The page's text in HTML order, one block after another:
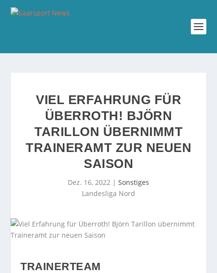
VIEL ERFAHRUNG FÜR
ÜBERROTH! BJÖRN
TARILLON ÜBERNIMMT
TRAINERAMT ZUR NEUEN
SAISON
Dez. 16, 2022 | Sonstiges
Landesliga Nord
TRAINERTEAM